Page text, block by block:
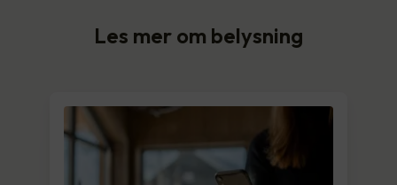
Les mer om belysning